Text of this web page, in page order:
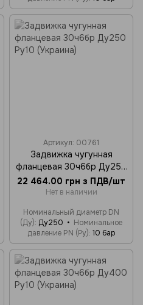
Артикул: 00761
Задвижка чугунная
фланцевая 30ч6бр Ду250
Ру10 (Украина)
22 464.00 грн з ПДВ/шт
Нет в наличии
Номинальный диаметр DN
(Ду) Ду250
Номинальное
давление PN (Ру) 10 бар